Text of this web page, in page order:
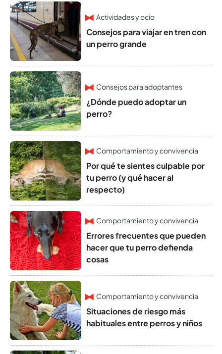
Actividades y ocio
Consejos para viajar en tren con
un perro grande
Consejos para adoptantes
¿Dónde puedo adoptar un
perro?
Comportamiento y convivencia
Por qué te sientes culpable por
tu perro (y qué hacer al
respecto)
Comportamiento y convivencia
Errores frecuentes que pueden
hacer que tu perro defienda
cosas
Comportamiento y convivencia
Situaciones de riesgo más
habituales entre perros y niños